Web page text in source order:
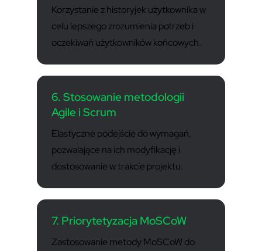
Korzystanie z historyjek użytkownika w
celu lepszego zrozumienia potrzeb i
oczekiwań użytkowników końcowych.
6. Stosowanie metodologii
Agile i Scrum
Elastyczne podejście do wymagań,
pozwalające na ich modyfikację i
dostosowanie w trakcie projektu.
7. Priorytetyzacja MoSCoW
Zastosowanie metody MoSCoW do